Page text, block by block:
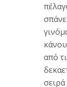
από